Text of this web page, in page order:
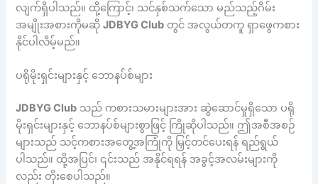
လျက်ရှိပါသည်။ ထို့ကြောင့်၊ သင်နှစ်သက်သော မည်သည့်ဂိမ်း
အမျိုးအစားကိုမဆိုJDBYG Club တွင် အလွယ်တကူ ရှာဖွေကစား
နိုင်ပါလိမ့်မည်။
ပရိုမိုးရှင်းများနှင့် ဘောနပ်စ်များ
JDBYG Club သည် ကစားသမားများအား ဆွဲဆောင်မှုရှိသော ပရို
မိုးရှင်းများနှင့် ဘောနပ်စ်များစွာဖြင့် ကြိုဆိုပါသည်။ ဤအစီအစဉ်
များသည် သင့်ကစားအတွေ့အကြုံကို မြှင့်တင်ပေးရန် ရည်ရွယ်
ပါသည်။ ထို့အပြင်၊ ၎င်းသည် အနိုင်ရရန် အခွင့်အလမ်းများကို
လည်း တိုးစေပါသည်။